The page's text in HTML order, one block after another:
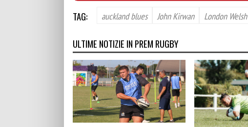
TAG: auckland blues John Kirwan London Welsh
ULTIME NOTIZIE IN PREM RUGBY